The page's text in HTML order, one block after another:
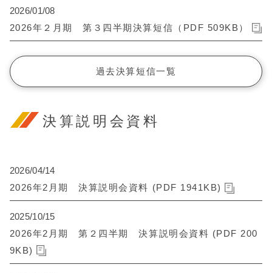
2026/01/08
2026年２月期 第３四半期決算短信（PDF 509KB）
過去決算短信一覧
決算説明会資料
2026/04/14
2026年2月期 決算説明会資料 (PDF 1941KB)
2025/10/15
2026年2月期 第２四半期 決算説明会資料 (PDF 200
9KB)